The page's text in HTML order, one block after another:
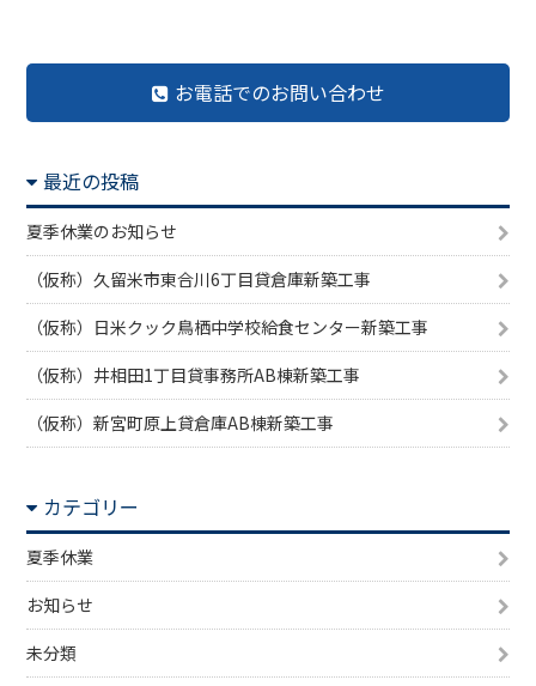
お電話でのお問い合わせ
最近の投稿
夏季休業のお知らせ
（仮称）久留米市東合川6丁目貸倉庫新築工事
（仮称）日米クック鳥栖中学校給食センター新築工事
（仮称）井相田1丁目貸事務所AB棟新築工事
（仮称）新宮町原上貸倉庫AB棟新築工事
カテゴリー
夏季休業
お知らせ
未分類